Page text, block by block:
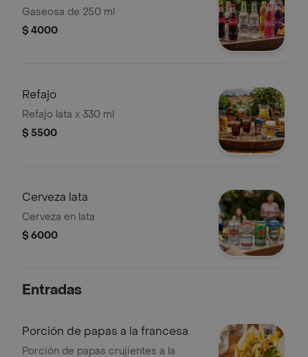
Gaseosa de 250 ml
$ 4000
Refajo
Refajo lata x 330 ml
$ 5500
Cerveza lata
Cerveza en lata
$ 6000
Entradas
Porción de papas a la francesa
Porción de papas crujientes a la